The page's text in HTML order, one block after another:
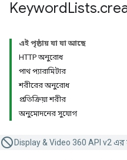
KeywordLists.
এই পৃষ্ঠায় যা যা আছে
HTTP অনুরোধ
পাথ প্যারামিটার
শরীরের অনুরোধ
প্রতিক্রিয়া শরীর
অনুমোদনের সুযোগ
Display & Video 360 API v2 এর